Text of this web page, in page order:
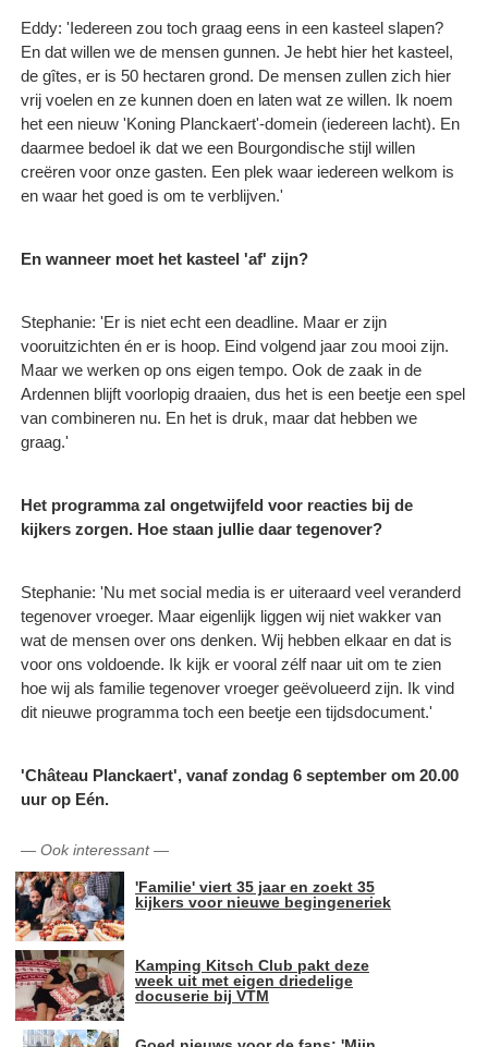
Eddy: 'Iedereen zou toch graag eens in een kasteel slapen?
En dat willen we de mensen gunnen. Je hebt hier het kasteel,
de gîtes, er is 50 hectaren grond. De mensen zullen zich hier
vrij voelen en ze kunnen doen en laten wat ze willen. Ik noem
het een nieuw 'Koning Planckaert'-domein (iedereen lacht). En
daarmee bedoel ik dat we een Bourgondische stijl willen
creëren voor onze gasten. Een plek waar iedereen welkom is
en waar het goed is om te verblijven.'
En wanneer moet het kasteel 'af' zijn?
Stephanie: 'Er is niet echt een deadline. Maar er zijn
vooruitzichten én er is hoop. Eind volgend jaar zou mooi zijn.
Maar we werken op ons eigen tempo. Ook de zaak in de
Ardennen blijft voorlopig draaien, dus het is een beetje een spel
van combineren nu. En het is druk, maar dat hebben we
graag.'
Het programma zal ongetwijfeld voor reacties bij de
kijkers zorgen. Hoe staan jullie daar tegenover?
Stephanie: 'Nu met social media is er uiteraard veel veranderd
tegenover vroeger. Maar eigenlijk liggen wij niet wakker van
wat de mensen over ons denken. Wij hebben elkaar en dat is
voor ons voldoende. Ik kijk er vooral zélf naar uit om te zien
hoe wij als familie tegenover vroeger geëvolueerd zijn. Ik vind
dit nieuwe programma toch een beetje een tijdsdocument.'
'Château Planckaert', vanaf zondag 6 september om 20.00
uur op Eén.
— Ook interessant—
'Familie' viert 35 jaar en zoekt 35
kijkers voor nieuwe begingeneriek
Kamping Kitsch Club pakt deze
week uit met eigen driedelige
docuserie bij VTM